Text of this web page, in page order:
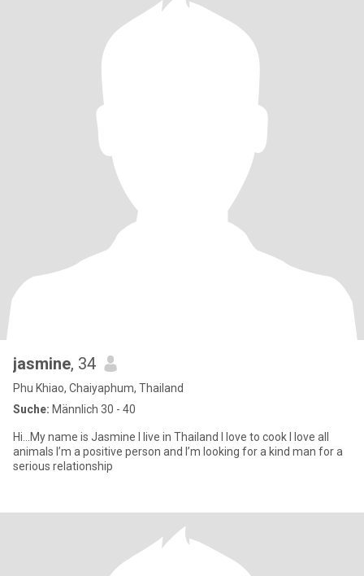
jasmine, 34
Phu Khiao, Chaiyaphum, Thailand
Suche: Männlich 30 - 40
Hi…My name is Jasmine I live in Thailand I love to cook I love all
animals I’m a positive person and I’m looking for a kind man for a
serious relationship